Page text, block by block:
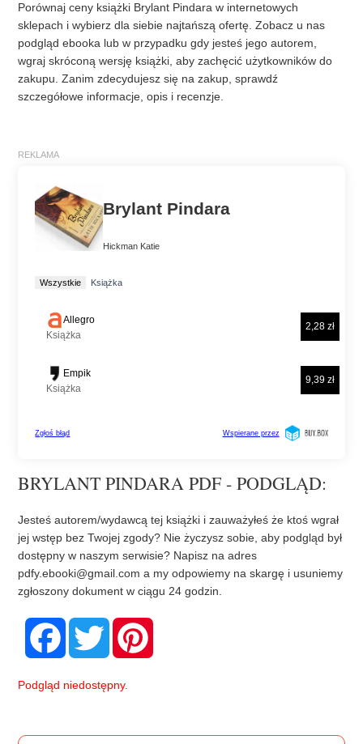
Porównaj ceny książki Brylant Pindara w internetowych
sklepach i wybierz dla siebie najtańszą ofertę. Zobacz u nas
podgląd ebooka lub w przypadku gdy jesteś jego autorem,
wgraj skróconą wersję książki, aby zachęcić użytkowników do
zakupu. Zanim zdecydujesz się na zakup, sprawdź
szczegółowe informacje, opis i recenzje.
BRYLANT PINDARA PDF - PODGLĄD:
Jesteś autorem/wydawcą tej książki i zauważyłeś że ktoś wgrał
jej wstęp bez Twojej zgody? Nie życzysz sobie, aby podgląd był
dostępny w naszym serwisie? Napisz na adres
pdfy.ebooki@gmail.com a my odpowiemy na skargę i usuniemy
zgłoszony dokument w ciągu 24 godzin.
F
o
T
w
e
Podgląd niedostępny.